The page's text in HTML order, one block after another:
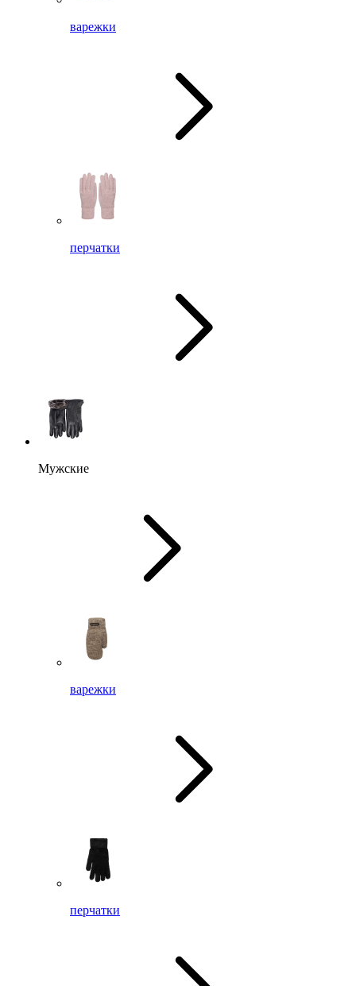
варежки
перчатки
Мужские
варежки
перчатки